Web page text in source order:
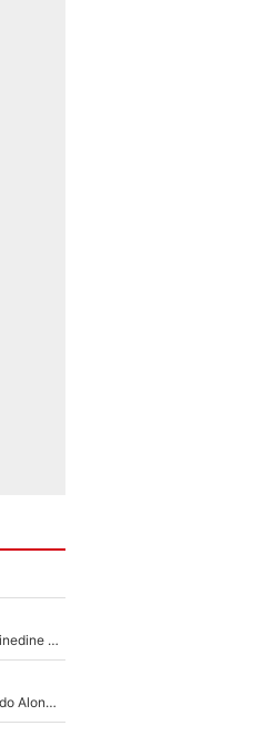
Equipe de France : 10 jours après la nomination de Zinedine Zidane, c'est au tour de son fils de prendre un nouveau départ !
Max Verstappen, Lewis Hamilton… et bientôt Fernando Alonso ? Le classement des pilotes les mieux payés en Formule 1 risque de changer !